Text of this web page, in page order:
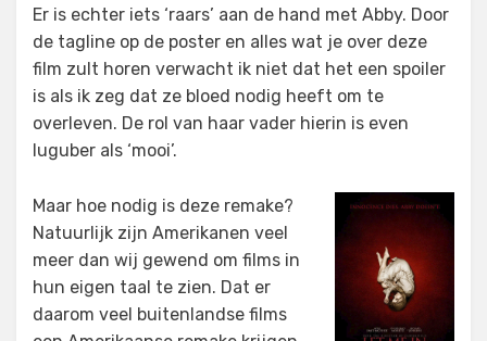
Er is echter iets ‘raars’ aan de hand met Abby. Door
de tagline op de poster en alles wat je over deze
film zult horen verwacht ik niet dat het een spoiler
is als ik zeg dat ze bloed nodig heeft om te
overleven. De rol van haar vader hierin is even
luguber als ‘mooi’.
Maar hoe nodig is deze remake?
Natuurlijk zijn Amerikanen veel
meer dan wij gewend om films in
hun eigen taal te zien. Dat er
daarom veel buitenlandse films